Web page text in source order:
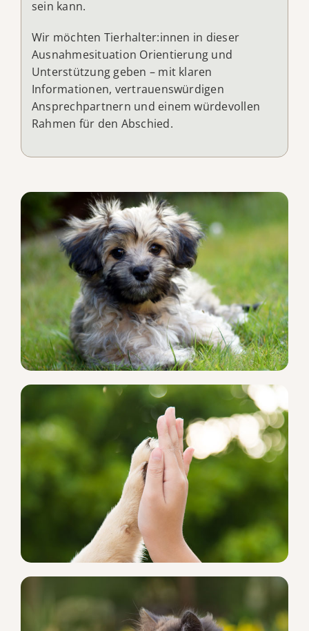
sein kann.
Wir möchten Tierhalter:innen in dieser
Ausnahmesituation Orientierung und
Unterstützung geben – mit klaren
Informationen, vertrauenswürdigen
Ansprechpartnern und einem würdevollen
Rahmen für den Abschied.